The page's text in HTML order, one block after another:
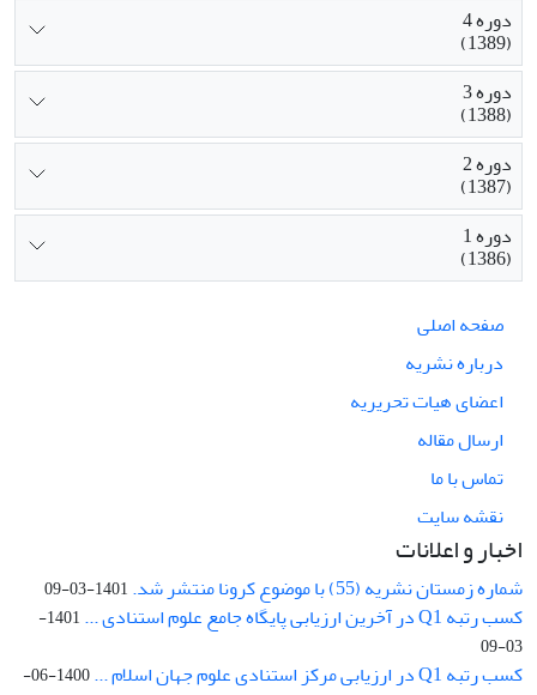
دوره 4
(1389)
دوره 3
(1388)
دوره 2
(1387)
دوره 1
(1386)
صفحه اصلی
درباره نشریه
اعضای هیات تحریریه
ارسال مقاله
تماس با ما
نقشه سایت
اخبار و اعلانات
شماره زمستان نشریه (55) با موضوع کرونا منتشر شد. 1401-03-09
کسب رتبه Q1 در آخرین ارزیابی پایگاه جامع علوم استنادی ...
1401-
03-09
کسب رتبه Q1 در ارزیابی مرکز استنادی علوم جهان اسلام ...
1400-06-